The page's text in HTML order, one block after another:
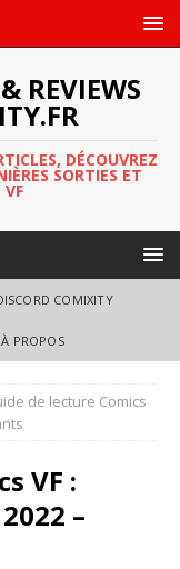
REVIEWS
DÉCOUVREZ
SORTIES ET
VF
COMIXITY
À PROPOS
de lecture Comics
VF :
–